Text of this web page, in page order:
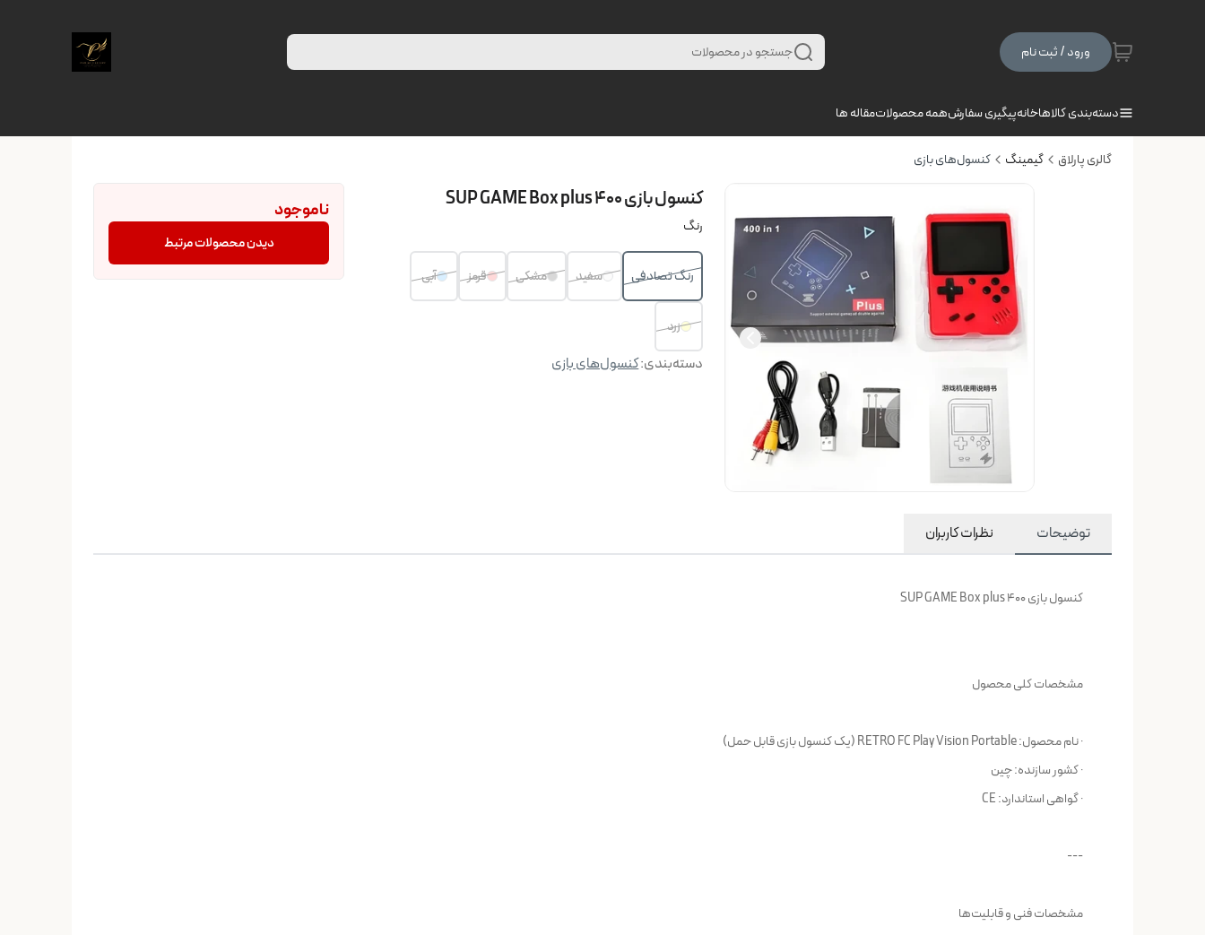
ورود / ثبت نام جستجو در محصولات
دسته‌بندی کالاهاخانهپیگیری سفارشهمه محصولاتمقاله ها
گالری پارلاق گیمینگ کنسول‌های بازی
کنسول بازی SUP GAME Box plus 400
رنگ
رنگ تصادفی سفید مشکی قرمز آبی
زرد
دسته‌بندی:کنسول‌های بازی
ناموجود
دیدن محصولات مرتبط
توضیحات نظرات کاربران
کنسول بازی SUP GAME Box plus 400
مشخصات کلی محصول
· نام محصول: RETRO FC Play Vision Portable (یک کنسول بازی قابل حمل)
· کشور سازنده: چین
· گواهی استاندارد: CE
---
مشخصات فنی و قابلیت‌ها